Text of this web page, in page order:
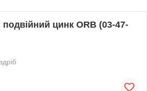
цинк ORB (03-47-